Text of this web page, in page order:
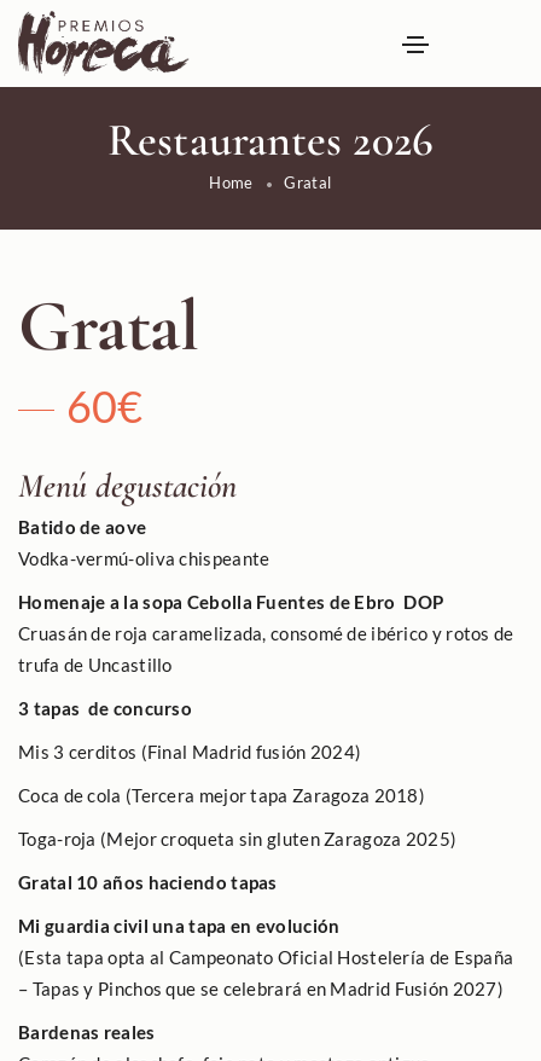
Restaurantes 2026
Home Gratal
Gratal
60€
Menú degustación
Batido de aove
Vodka-vermú-oliva chispeante
Homenaje a la sopa Cebolla Fuentes de Ebro DOP
Cruasán de roja caramelizada, consomé de ibérico y rotos de
trufa de Uncastillo
3 tapas de concurso
Mis 3 cerditos (Final Madrid fusión 2024)
Coca de cola (Tercera mejor tapa Zaragoza 2018)
Toga-roja (Mejor croqueta sin gluten Zaragoza 2025)
Gratal 10 años haciendo tapas
Mi guardia civil una tapa en evolución
(Esta tapa opta al Campeonato Oficial Hostelería de España
– Tapas y Pinchos que se celebrará en Madrid Fusión 2027)
Bardenas reales